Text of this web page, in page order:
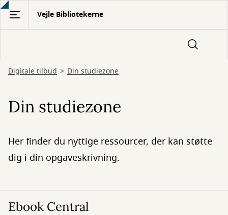
Gå
hovedindhold
Vejle Bibliotekerne
Digitale tilbud Din studiezone
Din studiezone
Her finder du nyttige ressourcer, der kan støtte
dig i din opgaveskrivning.
Ebook Central